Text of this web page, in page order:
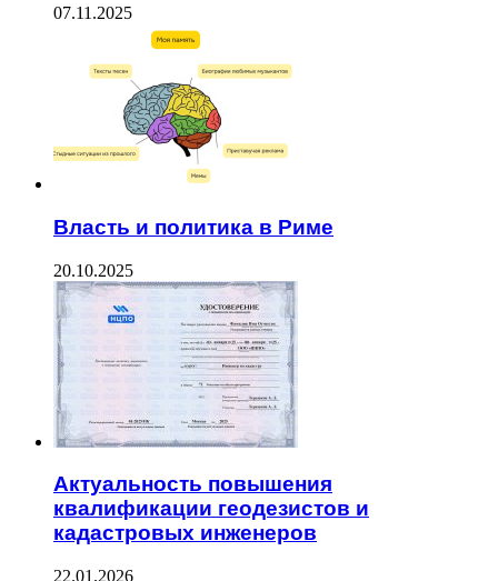
07.11.2025
Власть и политика в Риме
20.10.2025
Актуальность повышения
квалификации геодезистов и
кадастровых инженеров
22.01.2026